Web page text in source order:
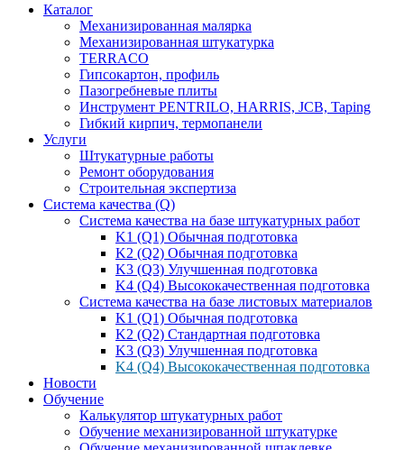
Каталог
Механизированная малярка
Механизированная штукатурка
TERRACO
Гипсокартон, профиль
Пазогребневые плиты
Инструмент PENTRILO, HARRIS, JCB, Taping
Гибкий кирпич, термопанели
Услуги
Штукатурные работы
Ремонт оборудования
Строительная экспертиза
Система качества (Q)
Система качества на базе штукатурных работ
K1 (Q1) Обычная подготовка
K2 (Q2) Обычная подготовка
K3 (Q3) Улучшенная подготовка
K4 (Q4) Высококачественная подготовка
Система качества на базе листовых материалов
K1 (Q1) Обычная подготовка
K2 (Q2) Стандартная подготовка
K3 (Q3) Улучшенная подготовка
K4 (Q4) Высококачественная подготовка
Новости
Обучение
Калькулятор штукатурных работ
Обучение механизированной штукатурке